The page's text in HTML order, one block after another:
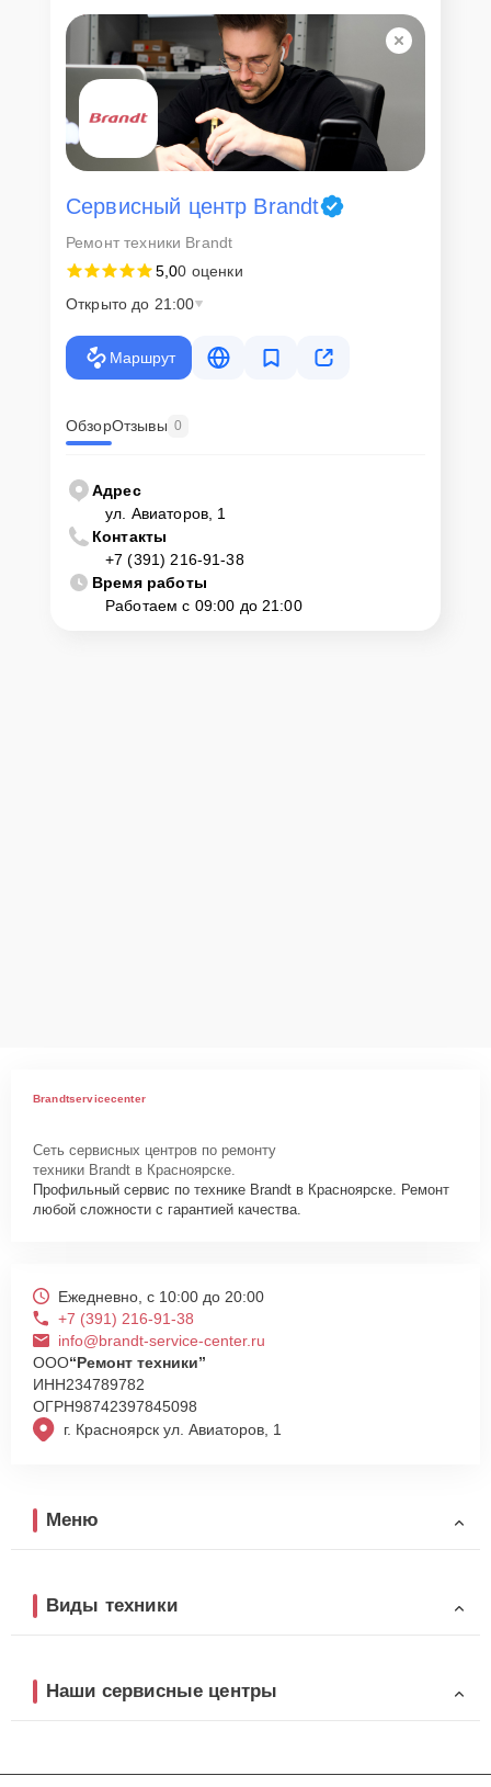
Сервисный центр Brandt
Ремонт техники Brandt
5,00 оценки
Открыто до 21:00
Маршрут
ОбзорОтзывы 0
Адрес
ул. Авиаторов, 1
Контакты
+7 (391) 216-91-38
Время работы
Работаем с 09:00 до 21:00
Brandtservicecenter
Сеть сервисных центров по ремонту
техники Brandt в Красноярске.
Профильный сервис по технике Brandt в Красноярске. Ремонт
любой сложности с гарантией качества.
г. Красноярск ул. Авиаторов, 1
Ежедневно, с 10:00 до 20:00
+7 (391) 216-91-38
info@brandt-service-center.ru
ООО“Ремонт техники”
ИНН234789782
ОГРН98742397845098
Меню
Виды техники
Наши сервисные центры